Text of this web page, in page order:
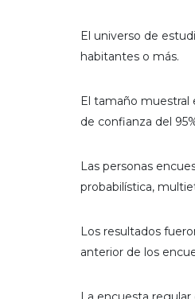
El universo de
habitantes o más.
El tamaño muestral
de confianza del
Las personas
probabilística,
Los resultados
anterior de los